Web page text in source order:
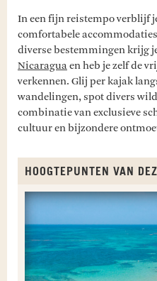
In een fijn reistempo verblijf
comfortabele
diverse bestemmingen krijg
Nicaraguaen heb je zelf de
verkennen. Glij per kajak
wandelingen, spot divers
combinatie van exclusieve
cultuur en bijzondere
HOOGTEPUNTEN VAN